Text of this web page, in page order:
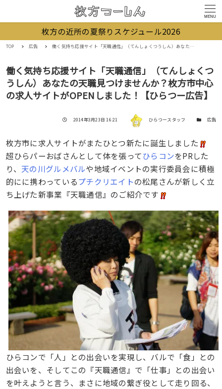
MENU
枚方の近所の夏祭りスケジュール2026
TOP 広告 働く気持ち応援サイト「天職通信」（てんしょくつうしん）あなたの天職見つけませんか？枚方市中心の求人サイトがOPENしました！【ひらつー広告】
働く気持ち応援サイト「天職通信」（てんしょくつ
うしん）あなたの天職見つけませんか？枚方市中心
の求人サイトがOPENしました！【ひらつー広告】
投稿日
2014年3月23日 16:21 著者 ひらつースタッフ カテゴリー
広告
枚方市に求人サイトがまたひとつ新たに誕生しました
超ひらパーおばさんとして体を張ってひらコンをPRした
り、天の川グルメバルや地域イベントの実行委員会に積極
的にに携わっているプチクリエイトの松尾さんが新しく立
ち上げた新事業『天職通信』のご紹介です
ひらコンで「人」との出会いを実現し、バルで「食」との
出会いを、そしてこの『天職通信』で「仕事」との出会い
を叶えようと言う、まさに地域の繋ぎ役として走り回る、